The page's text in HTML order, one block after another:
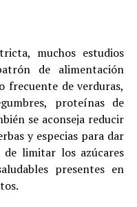
muchos estudios
de alimentación
frecuente de verduras,
proteínas de
se aconseja reducir
y especias para dar
de limitar los azúcares
presentes en